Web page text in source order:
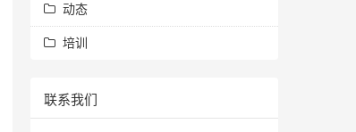
动态
培训
联系我们